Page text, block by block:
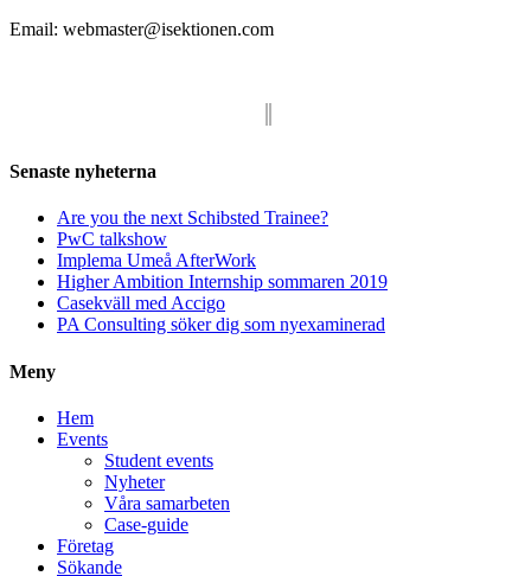
Email: webmaster@isektionen.com
Senaste nyheterna
Are you the next Schibsted Trainee?
PwC talkshow
Implema Umeå AfterWork
Higher Ambition Internship sommaren 2019
Casekväll med Accigo
PA Consulting söker dig som nyexaminerad
Meny
Hem
Events
Student events
Nyheter
Våra samarbeten
Case-guide
Företag
Sökande